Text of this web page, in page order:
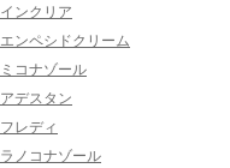
インクリア
エンペシドクリーム
ミコナゾール
アデスタン
フレディ
ラノコナゾール